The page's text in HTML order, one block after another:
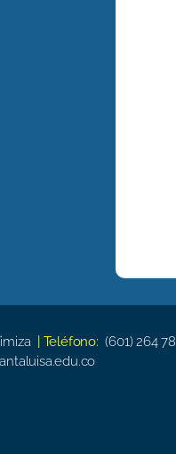
| Teléfono: (601) 264 78